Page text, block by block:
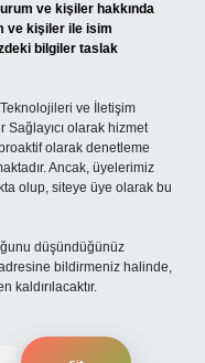
ve kişiler hakkında
ve kişiler ile isim
bilgiler taslak
ve İletişim
Sağlayıcı olarak hizmet
olarak denetleme
Ancak, üyelerimiz
olup, siteye üye olarak bu
düşündüğünüz
bildirmeniz halinde,
kaldırılacaktır.